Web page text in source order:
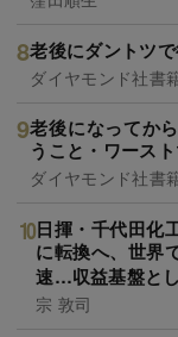
老後にダントツ
ダイヤモンド社書
老後になってか
うこと・ワースト
ダイヤモンド社書
日揮・千代田化
に転換へ、世界
速…収益基盤と
宗 敦司